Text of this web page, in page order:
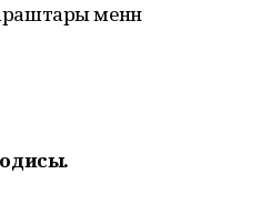
менән